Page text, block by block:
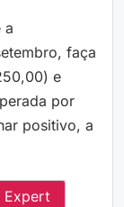
a
faça
e
por
positivo, a
Expert